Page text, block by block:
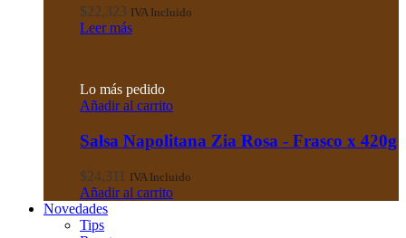
$22,323 IVA Incluido
Leer más
Lo más pedido
Añadir al carrito
Salsa Napolitana Zia Rosa - Frasco x 420g
$24,311 IVA Incluido
Añadir al carrito
Novedades
Tips